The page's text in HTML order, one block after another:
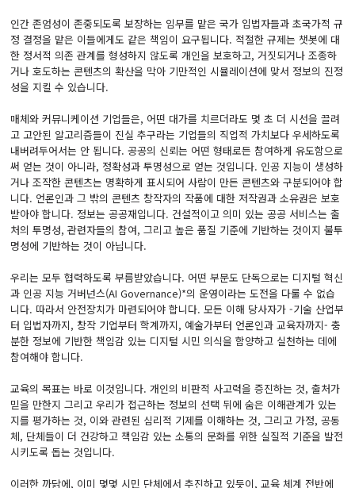
인간 존엄성이 존중되도록 보장하는 임무를 맡은 국가 입법자들과 초국가적 규
정 결정을 맡은 이들에게도 같은 책임이 요구됩니다. 적절한 규제는 챗봇에 대
한 정서적 의존 관계를 형성하지 않도록 개인을 보호하고, 거짓되거나 조종하
거나 호도하는 콘텐츠의 확산을 막아 기만적인 시뮬레이션에 맞서 정보의 진정
성을 지킬 수 있습니다.
매체와 커뮤니케이션 기업들은, 어떤 대가를 치르더라도 몇 초 더 시선을 끌려
고 고안된 알고리즘들이 진실 추구라는 기업들의 직업적 가치보다 우세하도록
내버려두어서는 안 됩니다. 공공의 신뢰는 어떤 형태로든 참여하게 유도함으로
써 얻는 것이 아니라, 정확성과 투명성으로 얻는 것입니다. 인공 지능이 생성하
거나 조작한 콘텐츠는 명확하게 표시되어 사람이 만든 콘텐츠와 구분되어야 합
니다. 언론인과 그 밖의 콘텐츠 창작자의 작품에 대한 저작권과 소유권은 보호
받아야 합니다. 정보는 공공재입니다. 건설적이고 의미 있는 공공 서비스는 출
처의 투명성, 관련자들의 참여, 그리고 높은 품질 기준에 기반하는 것이지 불투
명성에 기반하는 것이 아닙니다.
우리는 모두 협력하도록 부름받았습니다. 어떤 부문도 단독으로는 디지털 혁신
과 인공 지능 거버넌스(AI Governance)*의 운영이라는 도전을 다룰 수 없습
니다. 따라서 안전장치가 마련되어야 합니다. 모든 이해 당사자가 -기술 산업부
터 입법자까지, 창작 기업부터 학계까지, 예술가부터 언론인과 교육자까지- 충
분한 정보에 기반한 책임감 있는 디지털 시민 의식을 함양하고 실천하는 데에
참여해야 합니다.
교육의 목표는 바로 이것입니다. 개인의 비판적 사고력을 증진하는 것, 출처가
믿을 만한지 그리고 우리가 접근하는 정보의 선택 뒤에 숨은 이해관계가 있는
지를 평가하는 것, 이와 관련된 심리적 기제를 이해하는 것, 그리고 가정, 공동
체, 단체들이 더 건강하고 책임감 있는 소통의 문화를 위한 실질적 기준을 발전
시키도록 돕는 것입니다.
이러한 까닭에, 이미 몇몇 시민 단체에서 추진하고 있듯이, 교육 체계 전반에